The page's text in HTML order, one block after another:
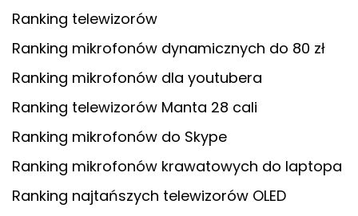
Ranking telewizorów
Ranking mikrofonów dynamicznych do 80 zł
Ranking mikrofonów dla youtubera
Ranking telewizorów Manta 28 cali
Ranking mikrofonów do Skype
Ranking mikrofonów krawatowych do laptopa
Ranking najtańszych telewizorów OLED